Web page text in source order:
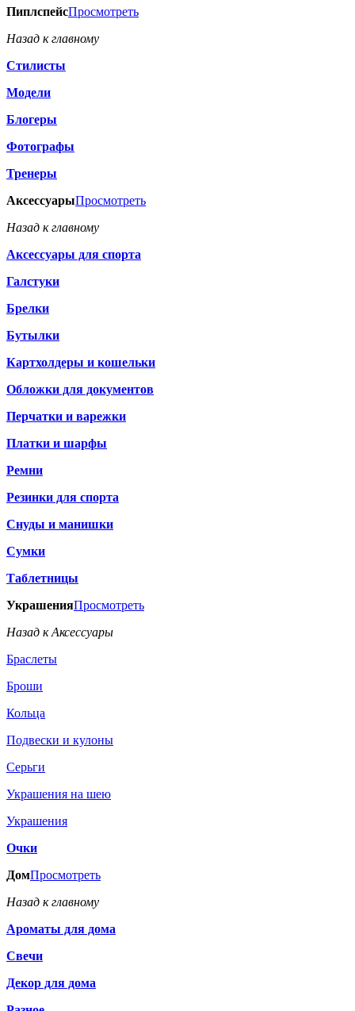
ПиплспейсПросмотреть
Назад к главному
Стилисты
Модели
Блогеры
Фотографы
Тренеры
АксессуарыПросмотреть
Назад к главному
Аксессуары для спорта
Галстуки
Брелки
Бутылки
Картхолдеры и кошельки
Обложки для документов
Перчатки и варежки
Платки и шарфы
Ремни
Резинки для спорта
Снуды и манишки
Сумки
Таблетницы
УкрашенияПросмотреть
Назад к Аксессуары
Браслеты
Броши
Кольца
Подвески и кулоны
Серьги
Украшения на шею
Украшения
Очки
ДомПросмотреть
Назад к главному
Ароматы для дома
Свечи
Декор для дома